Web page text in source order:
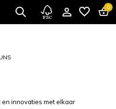
0
innovaties met elkaar